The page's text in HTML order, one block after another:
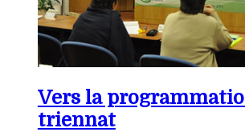
Vers la
triennat